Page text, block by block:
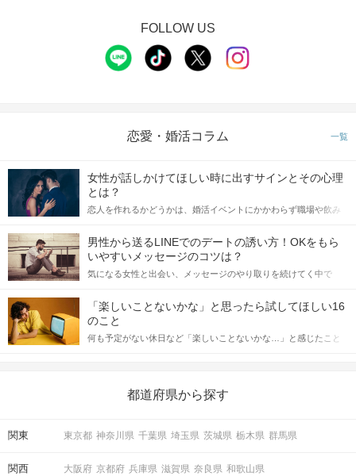
FOLLOW US
恋愛・婚活コラム 一覧
女性が話しかけてほしい時に出すサインとその心理
とは？
恋人を作れるかどうかは、婚活イベントにかかわらず職場や飲み
てアプローチできるかにも左右されます。 これから恋人作りを本
格的に始めようとしている方は、女性が異性を求めて出すサイン
をしっかりと理解し、正しい行動に移せるかどうかが重要。 この
記事では、女性が話しかけて欲しい時に出すサインとその心理を
合にどのような行動に繋げるべきかをご紹介していきます。
男性から送るLINEでのデートの誘い方！OKをもら
いやすいメッセージのコツは？
気になる女性と出会い、メッセージのやり取りを続けてく中で
しかし、中には「どう誘ったらいいの？」とお困りの男性もいら
っしゃるのではないでしょうか。 そこで今回は、男性から女性へ
送るLINEでのデートの誘い方のコツをご紹介します。例文も混じ
えながら解説するので、ぜひ参考にしてください。
「楽しいことないかな」と思ったら試してほしい16
のこと
何も予定がない休日など「楽しいことないかな…」と感じたこと
の楽しいことアイデアを集めました♪ いままさに楽しいことを探し
都道府県から探す
関東 東京都 神奈川県 千葉県 埼玉県 茨城県 栃木県 群馬県
関西 大阪府 京都府 兵庫県 滋賀県 奈良県 和歌山県